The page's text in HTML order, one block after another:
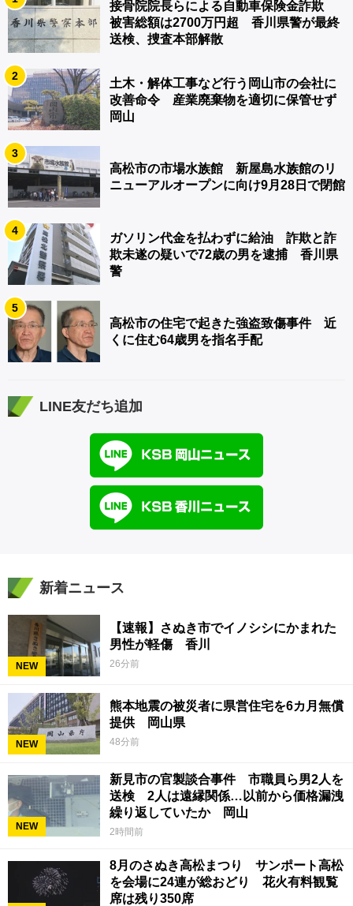
接骨院院長らによる自動車保険金詐欺
被害総額は2700万円超 香川県警が最終
送検、捜査本部解散
2
土木・解体工事など行う岡山市の会社に
改善命令 産業廃棄物を適切に保管せず
岡山
3
高松市の市場水族館 新屋島水族館のリ
ニューアルオープンに向け9月28日で閉館
4
ガソリン代金を払わずに給油 詐欺と詐
欺未遂の疑いで72歳の男を逮捕 香川県
警
5
高松市の住宅で起きた強盗致傷事件 近
くに住む64歳男を指名手配
LINE友だち追加
新着ニュース
NEW
【速報】さぬき市でイノシシにかまれた
男性が軽傷 香川
26分前
NEW
熊本地震の被災者に県営住宅を6カ月無償
提供 岡山県
48分前
NEW
新見市の官製談合事件 市職員ら男2人を
送検 2人は遠縁関係…以前から価格漏洩
繰り返していたか 岡山
2時間前
8月のさぬき高松まつり サンポート高松
を会場に24連が総おどり 花火有料観覧
席は残り350席